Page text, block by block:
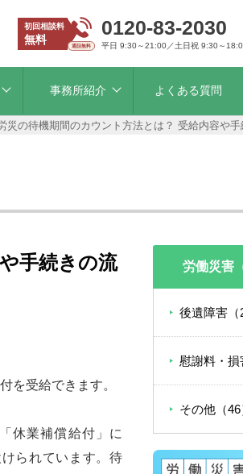
初回相談料
無料
0120-83-2030
平日 9:30～21:00／土日祝 9:30～
事務所紹介 よくある質問
災の待機期間のカウント方法とは？ 受給内容や
手続きの流
を受給できます。
休業補償給付」に
られています。待
労働災害
後遺障害（
慰謝料・損
その他（46